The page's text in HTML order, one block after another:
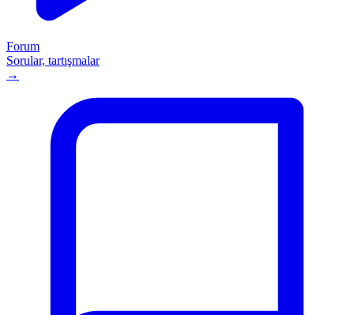
Forum
Sorular, tartışmalar
→